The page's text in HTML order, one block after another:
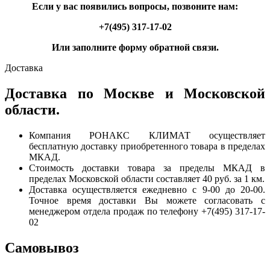
Если у вас появились вопросы, позвоните нам:
+7(495) 317-17-02
Или заполните форму обратной связи.
Доставка
Доставка по Москве и Московской
области.
Компания РОНАКС КЛИМАТ осуществляет
бесплатную доставку приобретенного товара в пределах
МКАД.
Стоимость доставки товара за пределы МКАД в
пределах Московской области составляет 40 руб. за 1 км.
Доставка осуществляется ежедневно с 9-00 до 20-00.
Точное время доставки Вы можете согласовать с
менеджером отдела продаж по телефону +7(495) 317-17-
02
Самовывоз